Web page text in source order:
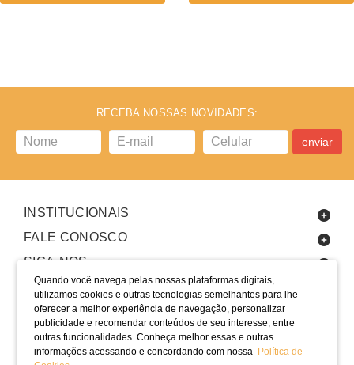
Quando você navega pelas nossas plataformas digitais,
utilizamos cookies e outras tecnologias semelhantes para lhe
oferecer a melhor experiência de navegação, personalizar
publicidade e recomendar conteúdos de seu interesse, entre
outras funcionalidades. Conheça melhor essas e outras
informações acessando e concordando com nossa Política de
RECEBA NOSSAS NOVIDADES:
enviar
INSTITUCIONAIS
FALE CONOSCO
SIGA-NOS